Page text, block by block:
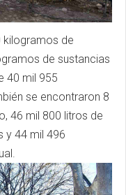
kilogramos de
de sustancias
40 mil 955
se encontraron 8
46 mil 800 litros de
y 44 mil 496